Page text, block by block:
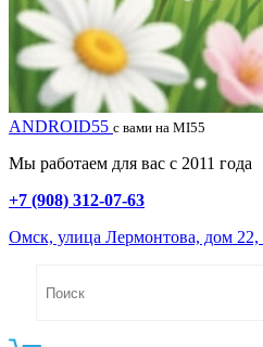
ANDROID55 с вами на MI55
Мы работаем для вас с 2011 года
+7 (908) 312-07-63
Омск, улица Лермонтова, дом 22,